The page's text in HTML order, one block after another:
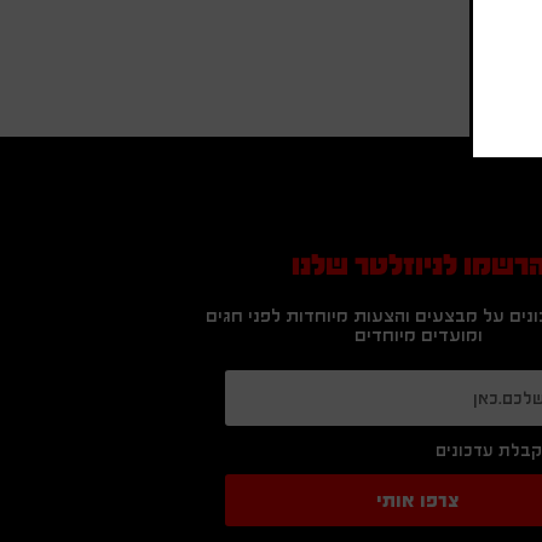
לניוזלטר שלנו
על מבצעים והצעות מיוחדות לפני חגים
ומועדים מיוחדים
עדכונים
צרפו אותי